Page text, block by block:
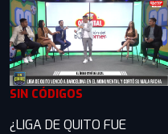
SIN CÓDIGOS
¿LIGA DE QUITO FUE